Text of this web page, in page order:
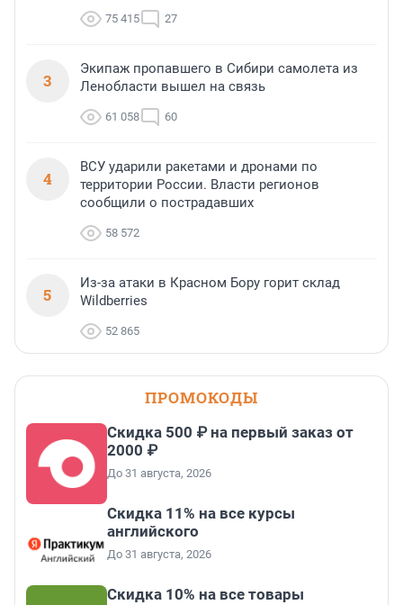
75 415 27
3
Экипаж пропавшего в Сибири самолета из
Ленобласти вышел на связь
61 058 60
4
ВСУ ударили ракетами и дронами по
территории России. Власти регионов
сообщили о пострадавших
58 572
5
Из-за атаки в Красном Бору горит склад
Wildberries
52 865
ПРОМОКОДЫ
Скидка 500 ₽ на первый заказ от
2000 ₽
До 31 августа, 2026
Скидка 11% на все курсы
английского
До 31 августа, 2026
Скидка 10% на все товары